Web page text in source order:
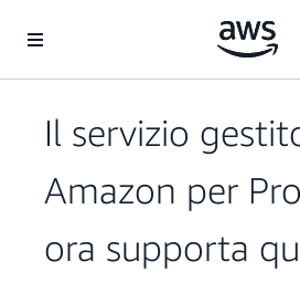
Il servizio
Amazon per
ora supporta